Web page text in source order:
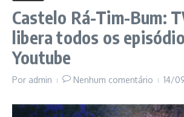
Castelo Rá-Tim-Bum:
libera todos os
Youtube
Por admin Nenhum comentário 14/